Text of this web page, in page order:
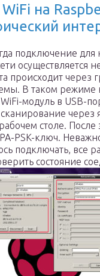
на
подключение для
осуществляется
происходит через
В таком режиме
модуль в USB-
сканирование через
столе. После
PSK-ключ.
подключать, все
состояние